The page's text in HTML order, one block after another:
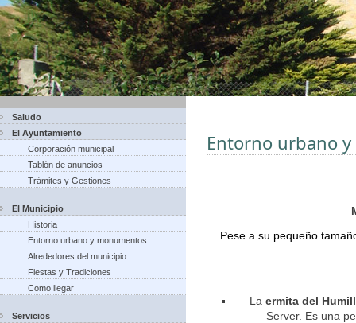
Saludo
El Ayuntamiento
Corporación municipal
Tablón de anuncios
Trámites y Gestiones
El Municipio
Historia
Entorno urbano y monumentos
Alrededores del municipio
Fiestas y Tradiciones
Como llegar
Servicios
Entorno urbano
Pese a su pequeño
La ermita del
Server. Es una